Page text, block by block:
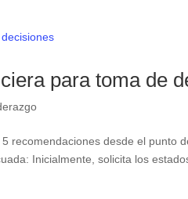
para toma de
recomendaciones desde el punto
Inicialmente, solicita los